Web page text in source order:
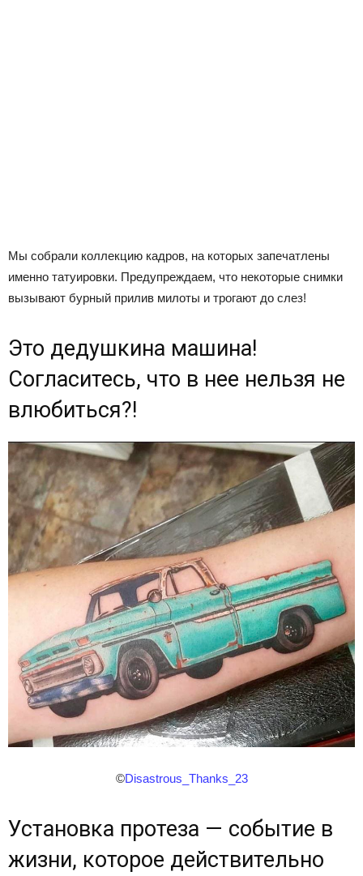
Мы собрали коллекцию кадров, на которых запечатлены
именно татуировки. Предупреждаем, что некоторые снимки
вызывают бурный прилив милоты и трогают до слез!
Это дедушкина машина!
Согласитесь, что в нее нельзя не
влюбиться?!
©Disastrous_Thanks_23
Установка протеза — событие в
жизни, которое действительно